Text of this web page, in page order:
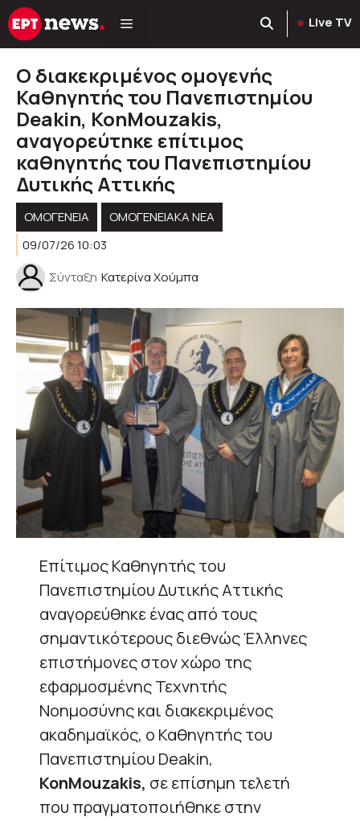
Μετάβαση
σε
Live TV
Ο διακεκριμένος ομογενής
Καθηγητής του Πανεπιστημίου
Deakin, KonMouzakis,
αναγορεύτηκε επίτιμος
καθηγητής του Πανεπιστημίου
Δυτικής Αττικής
ΟΜΟΓΈΝΕΙΑ
ΟΜΟΓΕΝΕΙΑΚΆ ΝΈΑ
09/07/26 10:03
Σύνταξη Κατερίνα Χούμπα
Επίτιμος Καθηγητής του
Πανεπιστημίου Δυτικής Αττικής
αναγορεύθηκε ένας από τους
σημαντικότερους διεθνώς Έλληνες
επιστήμονες στον χώρο της
εφαρμοσμένης Τεχνητής
Νοημοσύνης και διακεκριμένος
ακαδημαϊκός, ο Καθηγητής του
Πανεπιστημίου Deakin,
KonMouzakis, σε επίσημη τελετή
που πραγματοποιήθηκε στην